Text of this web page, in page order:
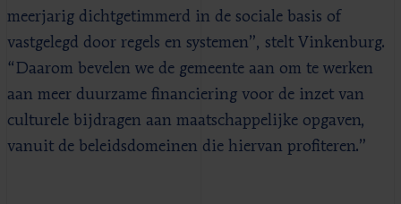
meerjarig dichtgetimmerd in de sociale basis of
vastgelegd door regels en systemen”, stelt Vinkenburg.
“Daarom bevelen we de gemeente aan om te werken
aan meer duurzame financiering voor de inzet van
culturele bijdragen aan maatschappelijke opgaven,
vanuit de beleidsdomeinen die hiervan profiteren.”